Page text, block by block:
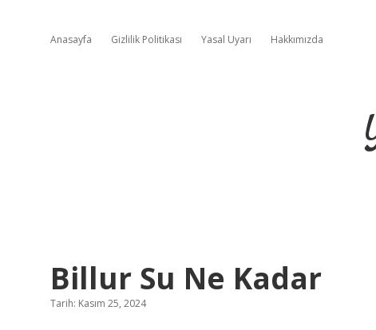
Anasayfa Gizlilik Politikası Yasal Uyarı Hakkımızda
Billur Su Ne Kadar
Tarih: Kasım 25, 2024